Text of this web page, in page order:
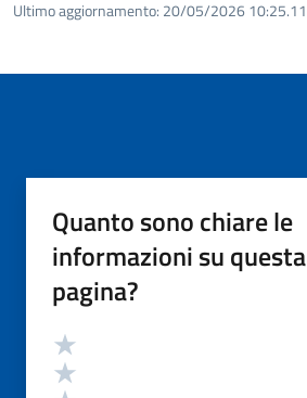
Ultimo aggiornamento: 20/05/2026 10:25.11
Quanto sono chiare le
informazioni su questa
pagina?
Valutazione